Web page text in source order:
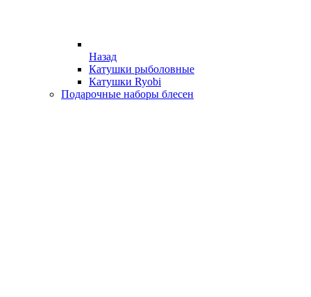
Назад
Катушки рыболовные
Катушки Ryobi
Подарочные наборы блесен